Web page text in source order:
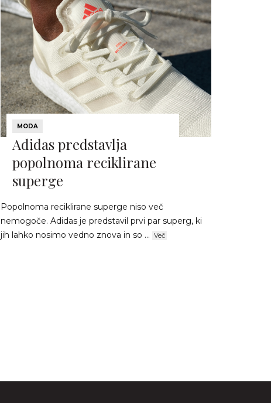
MODA
Adidas predstavlja
popolnoma reciklirane
superge
Popolnoma reciklirane superge niso več
nemogoče. Adidas je predstavil prvi par superg, ki
jih lahko nosimo vedno znova in so ... Več